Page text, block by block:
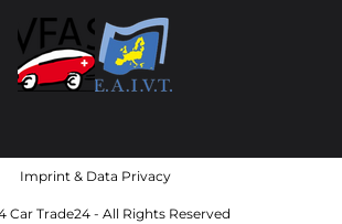
Imprint& Data Privacy
Car Trade24 - All Rights Reserved